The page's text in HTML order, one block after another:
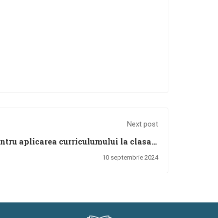
Next post
aplicarea curriculumului la clasa a
superior al liceului) în anul școlar
10 septembrie 2024